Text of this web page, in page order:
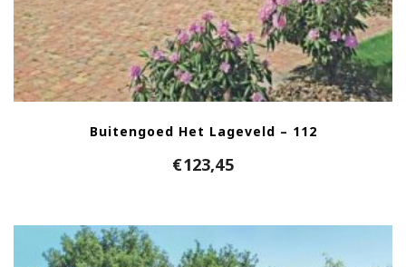
Buitengoed Het Lageveld – 112
€123,45